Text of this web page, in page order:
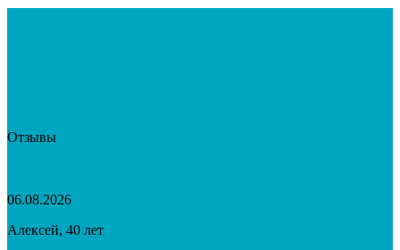
Отзывы
06.08.2026
Алексей, 40 лет